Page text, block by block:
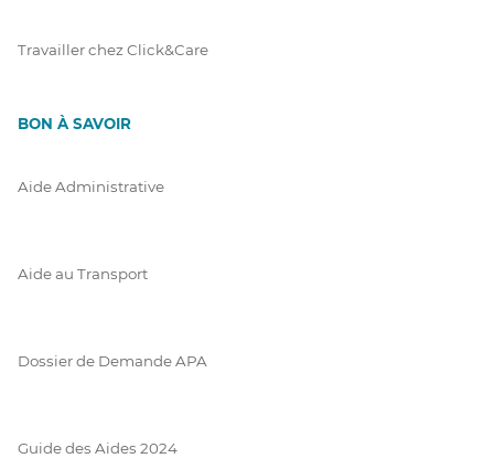
Travailler chez Click&Care
BON À SAVOIR
Aide Administrative
Aide au Transport
Dossier de Demande APA
Guide des Aides 2024